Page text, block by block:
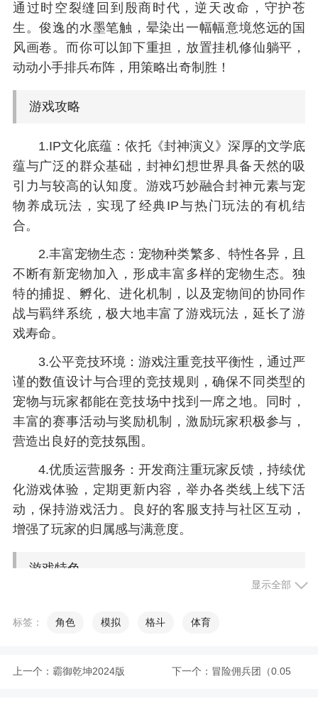
通过时空裂缝回到殷商时代，逆天改命，守护苍
生。俊逸的水墨笔触，晕染出一幅幅意境悠远的国
风画卷。而你可以卸下重担，放置挂机修仙躺平，
动动小手排兵布阵，用策略出奇制胜！
游戏攻略
1.IP文化底蕴：依托《封神演义》深厚的文学底
蕴与广泛的群众基础，封神幻想世界具备天然的吸
引力与较高的认知度。游戏巧妙融合封神元素与宠
物养成玩法，实现了经典IP与热门玩法的有机结
合。
2.丰富宠物生态：宠物种类繁多、特性各异，且
不断有新宠物加入，形成丰富多样的宠物生态。独
特的捕捉、孵化、进化机制，以及宠物间的协同作
战与羁绊系统，极大地丰富了游戏玩法，延长了游
戏寿命。
3.公平竞技环境：游戏注重竞技平衡性，通过严
谨的数值设计与合理的竞技规则，确保不同类型的
宠物与玩家都能在竞技场中找到一席之地。同时，
丰富的赛事活动与奖励机制，激励玩家积极参与，
营造出良好的竞技氛围。
4.优质运营服务：开发商注重玩家反馈，持续优
化游戏体验，定期更新内容，举办各类线上线下活
动，保持游戏活力。良好的客服支持与社区互动，
增强了玩家的归属感与满意度。
游戏特色
学习不同的仙术玩法
就会有各种各样的考验，给你带来更多快乐的对抗
显示全部
标签： 角色 模拟 格斗 体育
上一个： 霸御乾坤2024版 下一个： 冒险佣兵团（0.05